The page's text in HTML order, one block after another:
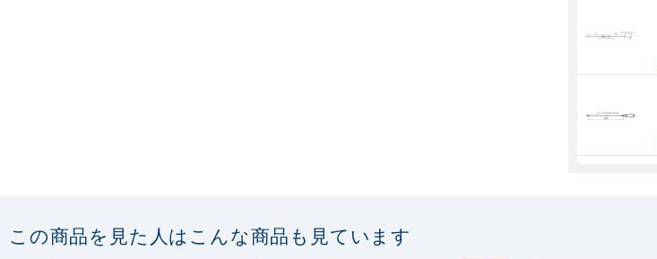
この商品を見た人はこんな商品も見ています